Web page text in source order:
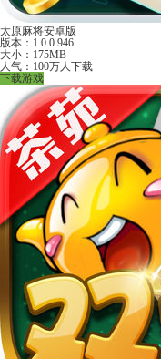
太原麻将安卓版
版本：1.0.0.946
大小：175MB
人气：100万人下载
下载游戏